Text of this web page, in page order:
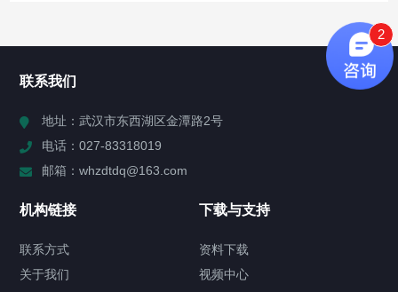
公司新闻
联系我们
地址：武汉市东西湖区金潭路2号
电话：027-83318019
邮箱：whzdtdq@163.com
机构链接
联系方式
关于我们
下载与支持
资料下载
视频中心
2